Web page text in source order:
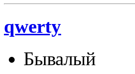
qwerty
Бывалый